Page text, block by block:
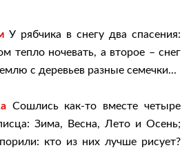
У рябчика в снегу два спасения:
тепло ночевать, а второе – снег
с деревьев разные семечки...
Сошлись как-то вместе четыре
Зима, Весна, Лето и Осень;
кто из них лучше рисует?